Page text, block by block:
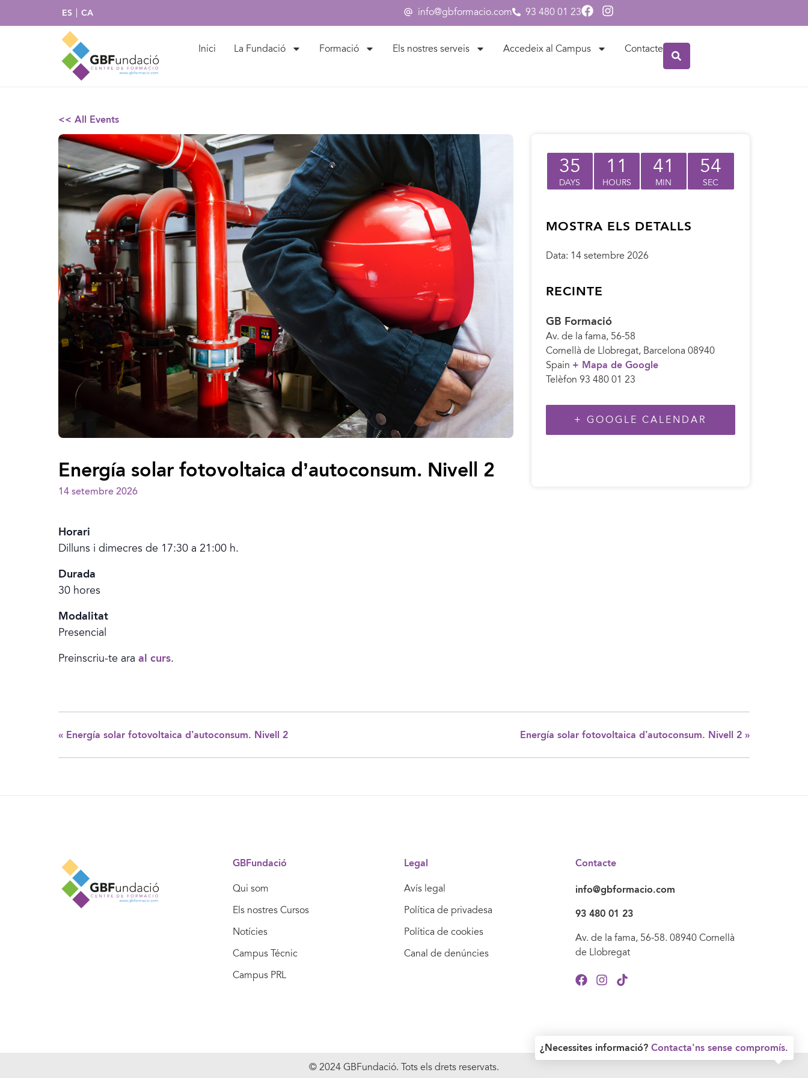
ES CA info@gbformacio.com 93 480 01 23
Inici La Fundació Formació Els nostres serveis Accedeix al Campus Contacte
¿Necessites informació? Contacta'ns sense compromís.
<< All Events
Energía solar fotovoltaica d’autoconsum. Nivell 2
14 setembre 2026
Horari
Dilluns i dimecres de 17:30 a 21:00 h.
Durada
30 hores
Modalitat
Presencial
Preinscriu-te ara al curs.
35
DAYS
11
HOURS
41
MIN
54
SEC
MOSTRA ELS DETALLS
Data: 14 setembre 2026
RECINTE
GB Formació
Av. de la fama, 56-58
Cornellà de Llobregat, Barcelona 08940
Spain + Mapa de Google
Telèfon 93 480 01 23
+ GOOGLE CALENDAR
« Energía solar fotovoltaica d’autoconsum. Nivell 2 Energía solar fotovoltaica d’autoconsum. Nivell 2 »
GBFundació
Qui som
Els nostres Cursos
Notícies
Campus Técnic
Campus PRL
Legal
Avís legal
Política de privadesa
Política de cookies
Canal de denúncies
Contacte
info@gbformacio.com
93 480 01 23
Av. de la fama, 56-58. 08940 Cornellà
de Llobregat
© 2024 GBFundació. Tots els drets reservats.